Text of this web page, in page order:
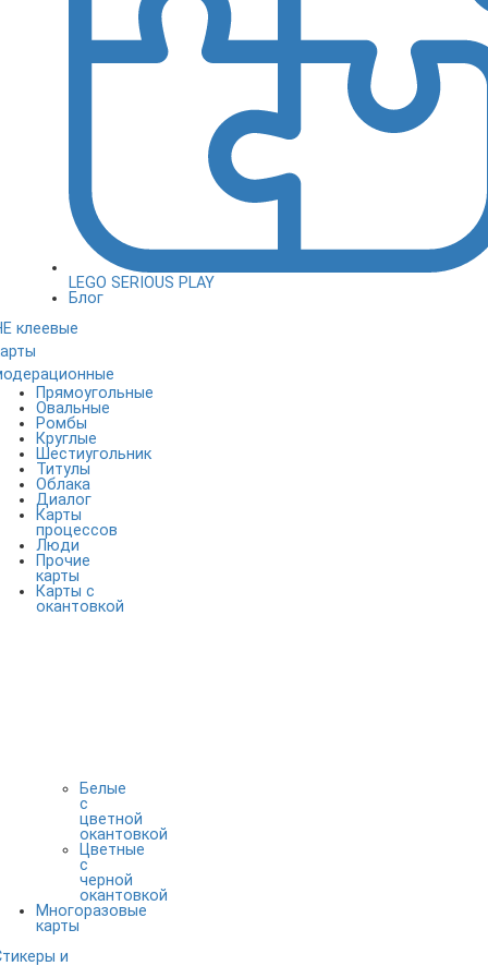
LEGO SERIOUS PLAY
Блог
клеевые
Прямоугольные
Овальные
Ромбы
Круглые
Шестиугольник
Титулы
Облака
Диалог
Карты
процессов
Люди
Прочие
карты
Карты с
окантовкой
Белые
с
цветной
окантовкой
Цветные
с
черной
окантовкой
Многоразовые
карты
и